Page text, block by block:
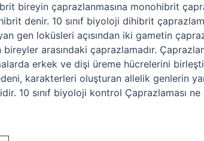
bireyin çaprazlanmasına monohibrit
denir. 10 sınıf biyoloji dihibrit
gen loküsleri açısından iki gametin
bireyler arasındaki çaprazlamadır.
erkek ve dişi üreme hücrelerini
karakterleri oluşturan allelik genlerin
10 sınıf biyoloji kontrol Çaprazlaması